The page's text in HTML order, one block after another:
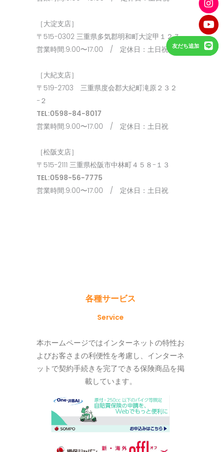
［大淀支店］
〒515−0302 三重県多気郡明和町大淀甲１２７
営業時間:9:00〜17:00 / 定休日：土日祝
［大紀支店］
〒519-2703 三重県度会郡大紀町滝原２３２
−２
TEL:0598-84-8017
営業時間:9:00〜17:00 / 定休日：土日祝
［松阪支店］
〒515-2111 三重県松阪市中林町４５８−１３
TEL:0598-56-7775
営業時間:9:00〜17:00 / 定休日：土日祝
各種サービス
Service
本ホームページではインターネットの特性お
よびお客さまの利便性を考慮し、インターネ
ットで契約手続きを完了できる保険商品を掲
載しています。
友だち追加